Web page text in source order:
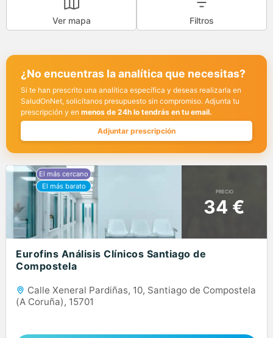
Ver mapa Filtros
¿No encuentras la analítica que necesitas?
Si te han prescrito una analítica específica y deseas realizarla en
SaludOnNet, solicítanos presupuesto sin compromiso. Adjunta tu
prescripción y en menos de 24h lo tendrás en tu email.
Adjuntar prescripción
PRECIO
34 €
Eurofins Análisis Clínicos Santiago de
Compostela
Calle Xeneral Pardiñas, 10, Santiago de Compostela
(A Coruña), 15701